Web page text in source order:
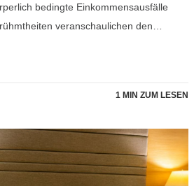
bedingte Einkommensausfälle
veranschaulichen den…
1 MIN ZUM LESEN